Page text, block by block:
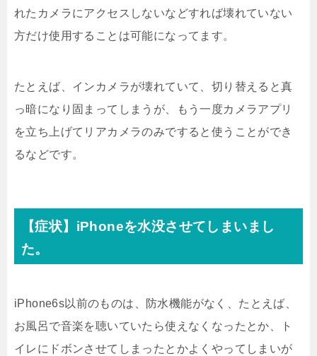
れたカメラにアクセスしないなどすれば壊れていない
方だけ使用することは可能になってます。
たとえば、インカメラが壊れていて、切り替えると真
っ暗になり固まってしまうが、もう一度カメラアプリ
を立ち上げてリアカメラのみですると使うことができ
るなどです。
【症状】iPhoneを水没させてしまいまし
た。
iPhone6s以前のものは、防水機能がなく、たとえば、
お風呂で音楽を聴いていたら使えなくなったとか、ト
イレにドボンさせてしまったとかよくやってしまいが